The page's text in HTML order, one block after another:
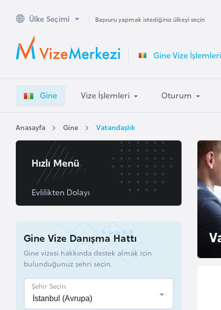
Ülke Seçimi Başvuru yapmak istediğiniz ülkeyi seçin
Gine Vize İşlemleri
Gine Vize İşlemleri Oturum
Anasayfa Gine Vatandaşlık
Hızlı Menü
Evlilikten Dolayı
Gine Vize Danışma Hattı
Gine vizesi hakkında destek almak için
bulunduğunuz şehri seçin.
Şehir Seçin
A
u
s
a
l
A
v
u
s
r
y
a
A